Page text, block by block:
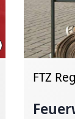
Region Hannover,
FTZ